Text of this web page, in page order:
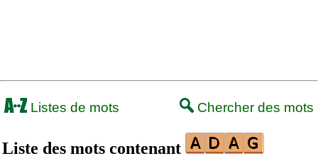
Listes de mots Chercher des mots
Liste des mots contenant